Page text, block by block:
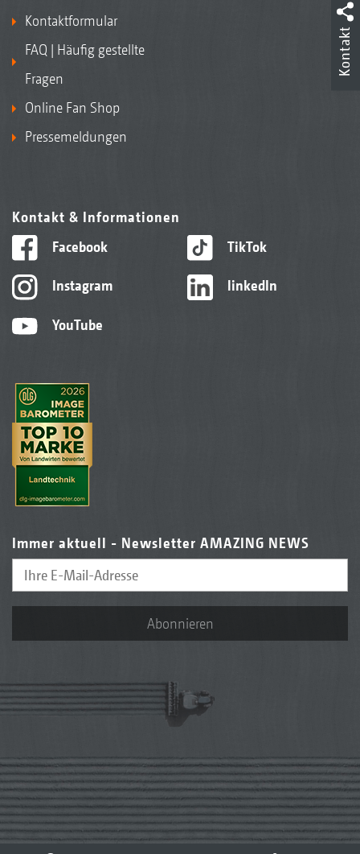
Kontaktformular
FAQ | Häufig gestellte
Fragen
Online Fan Shop
Pressemeldungen
Kontakt & Informationen
Facebook
Instagram
YouTube
TikTok
linkedIn
Immer aktuell - Newsletter AMAZING NEWS
Abonnieren
Kontakt